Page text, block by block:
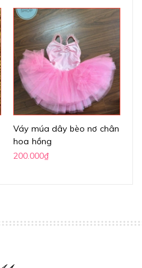
Váy múa dây bèo nơ chân
hoa hồng
200.000₫